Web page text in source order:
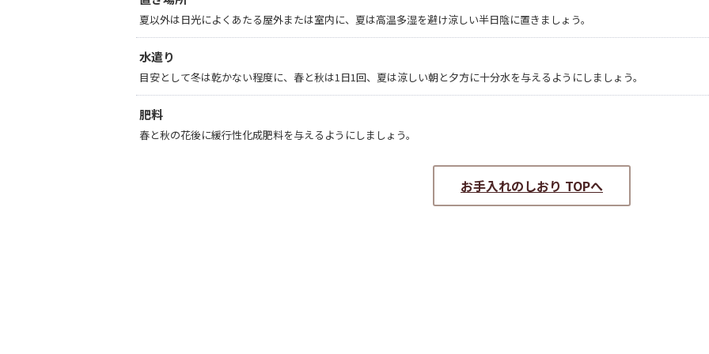
夏以外は日光によくあたる屋外または室内に、夏は高温多湿を避け涼しい半日陰に置きましょう。
水遣り
目安として冬は乾かない程度に、春と秋は1日1回、夏は涼しい朝と夕方に十分水を与えるようにしましょう。
肥料
春と秋の花後に緩行性化成肥料を与えるようにしましょう。
お手入れのしおり TOPへ